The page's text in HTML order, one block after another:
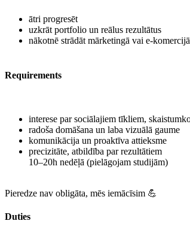
ātri progresēt
uzkrāt portfolio un reālus rezultātus
nākotnē strādāt mārketingā vai e-komercijā
Requirements
interese par sociālajiem tīkliem,
radoša domāšana un laba vizuālā gaume
komunikācija un proaktīva attieksme
precizitāte, atbildība par rezultātiem
10–20h nedēļā (pielāgojam studijām)
Pieredze nav obligāta, mēs iemācīsim 💪
Duties